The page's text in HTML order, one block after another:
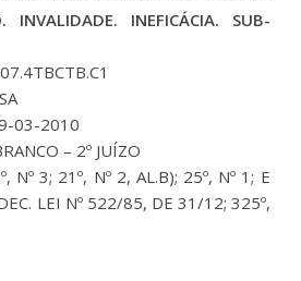
INVALIDADE. INEFICÁCIA. SUB-
03-2010
– 2º JUÍZO
Nº 3; 21º, Nº 2, AL.B); 25º, Nº 1; E
LEI Nº 522/85, DE 31/12; 325º,